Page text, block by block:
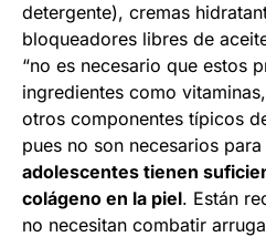
detergente), cremas
bloqueadores libres de
“no es necesario que estos
ingredientes como
otros componentes típicos
pues no son necesarios
adolescentes tienen
colágeno en la piel. Están
no necesitan combatir